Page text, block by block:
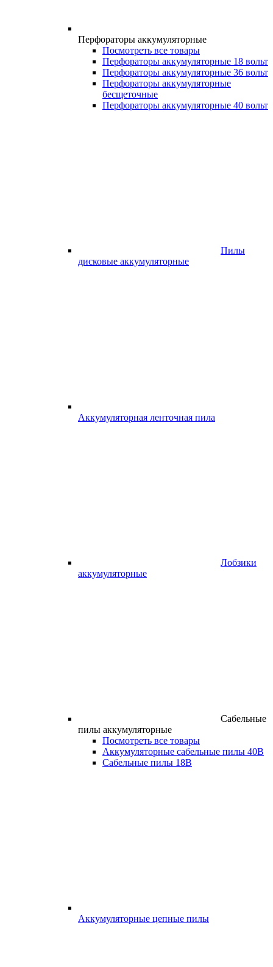
Перфораторы аккумуляторные
Посмотреть все товары
Перфораторы аккумуляторные 18 вольт
Перфораторы аккумуляторные 36 вольт
Перфораторы аккумуляторные
бесщеточные
Перфораторы аккумуляторные 40 вольт
Пилы
дисковые аккумуляторные
Аккумуляторная ленточная пила
Лобзики
аккумуляторные
Сабельные
пилы аккумуляторные
Посмотреть все товары
Аккумуляторные сабельные пилы 40В
Сабельные пилы 18В
Аккумуляторные цепные пилы